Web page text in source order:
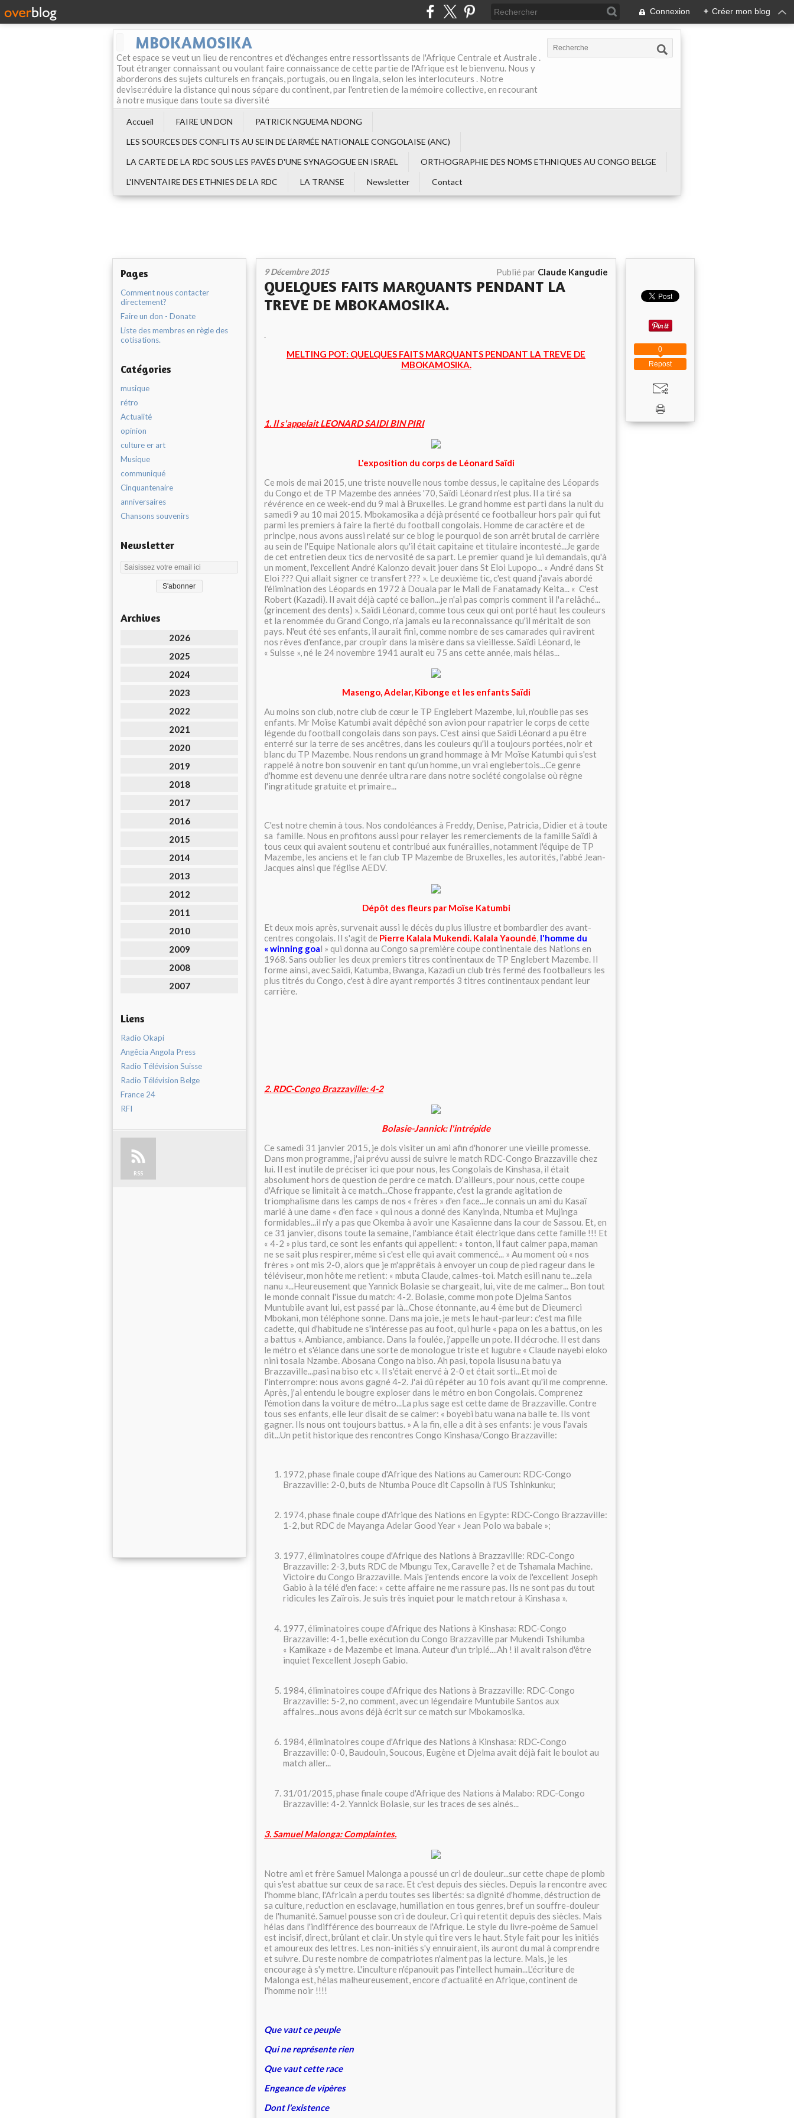
Connexion + Créer mon blog
MBOKAMOSIKA
Cet espace se veut un lieu de rencontres et d'échanges entre ressortissants de l'Afrique Centrale et Australe .
Tout étranger connaissant ou voulant faire connaissance de cette partie de l'Afrique est le bienvenu. Nous y
aborderons des sujets culturels en français, portugais, ou en lingala, selon les interlocuteurs . Notre
devise:réduire la distance qui nous sépare du continent, par l'entretien de la mémoire collective, en recourant
à notre musique dans toute sa diversité
Accueil FAIRE UN DON
PATRICK NGUEMA NDONG
LES SOURCES DES CONFLITS AU SEIN DE L‘ARMÉE NATIONALE CONGOLAISE (ANC)
LA CARTE DE LA RDC SOUS LES PAVÉS D'UNE SYNAGOGUE EN ISRAËL
ORTHOGRAPHIE DES NOMS ETHNIQUES AU CONGO BELGE
L'INVENTAIRE DES ETHNIES DE LA RDC
LA TRANSE Newsletter Contact
Pages
Comment nous contacter
directement?
Faire un don - Donate
Liste des membres en règle des
cotisations.
Catégories
musique
rétro
Actualité
opinion
culture er art
Musique
communiqué
Cinquantenaire
anniversaires
Chansons souvenirs
Newsletter
Archives
2026
2025
2024
2023
2022
2021
2020
2019
2018
2017
2016
2015
2014
2013
2012
2011
2010
2009
2008
2007
Liens
Radio Okapi
Angêcia Angola Press
Radio Télévision Suisse
Radio Télévision Belge
France 24
RFI
RSS
9 Décembre 2015 Publié par Claude Kangudie
QUELQUES FAITS MARQUANTS PENDANT LA
TREVE DE MBOKAMOSIKA.
.
MELTING POT: QUELQUES FAITS MARQUANTS PENDANT LA TREVE DE
MBOKAMOSIKA.
1. Il s'appelait LEONARD SAIDI BIN PIRI
L'exposition du corps de Léonard Saïdi
Ce mois de mai 2015, une triste nouvelle nous tombe dessus, le capitaine des Léopards
du Congo et de TP Mazembe des années '70, Saïdi Léonard n'est plus. Il a tiré sa
révérence en ce week-end du 9 mai à Bruxelles. Le grand homme est parti dans la nuit du
samedi 9 au 10 mai 2015. Mbokamosika a déjà présenté ce footballeur hors pair qui fut
parmi les premiers à faire la fierté du football congolais. Homme de caractère et de
principe, nous avons aussi relaté sur ce blog le pourquoi de son arrêt brutal de carrière
au sein de l'Equipe Nationale alors qu'il était capitaine et titulaire incontesté...Je garde
de cet entretien deux tics de nervosité de sa part. Le premier quand je lui demandais, qu'à
un moment, l'excellent André Kalonzo devait jouer dans St Eloi Lupopo... « André dans St
Eloi ??? Qui allait signer ce transfert ??? ». Le deuxième tic, c'est quand j'avais abordé
l'élimination des Léopards en 1972 à Douala par le Mali de Fanatamady Keita... « C'est
Robert (Kazadi). Il avait déjà capté ce ballon...je n'ai pas compris comment il l'a relâché...
(grincement des dents) ». Saïdi Léonard, comme tous ceux qui ont porté haut les couleurs
et la renommée du Grand Congo, n'a jamais eu la reconnaissance qu'il méritait de son
pays. N'eut été ses enfants, il aurait fini, comme nombre de ses camarades qui ravirent
nos rêves d'enfance, par croupir dans la misère dans sa vieillesse. Saïdi Léonard, le
« Suisse », né le 24 novembre 1941 aurait eu 75 ans cette année, mais hélas...
Masengo, Adelar, Kibonge et les enfants Saïdi
Au moins son club, notre club de cœur le TP Englebert Mazembe, lui, n'oublie pas ses
enfants. Mr Moïse Katumbi avait dépêché son avion pour rapatrier le corps de cette
légende du football congolais dans son pays. C'est ainsi que Saïdi Léonard a pu être
enterré sur la terre de ses ancêtres, dans les couleurs qu'il a toujours portées, noir et
blanc du TP Mazembe. Nous rendons un grand hommage à Mr Moïse Katumbi qui s'est
rappelé à notre bon souvenir en tant qu'un homme, un vrai englebertois...Ce genre
d'homme est devenu une denrée ultra rare dans notre société congolaise où règne
l'ingratitude gratuite et primaire...
C'est notre chemin à tous. Nos condoléances à Freddy, Denise, Patricia, Didier et à toute
sa famille. Nous en profitons aussi pour relayer les remerciements de la famille Saïdi à
tous ceux qui avaient soutenu et contribué aux funérailles, notamment l'équipe de TP
Mazembe, les anciens et le fan club TP Mazembe de Bruxelles, les autorités, l'abbé Jean-
Jacques ainsi que l'église AEDV.
Dépôt des fleurs par Moïse Katumbi
Et deux mois après, survenait aussi le décès du plus illustre et bombardier des avant-
centres congolais. Il s'agit de Pierre Kalala Mukendi. Kalala Yaoundé, l'homme du
« winning goal » qui donna au Congo sa première coupe continentale des Nations en
1968. Sans oublier les deux premiers titres continentaux de TP Englebert Mazembe. Il
forme ainsi, avec Saïdi, Katumba, Bwanga, Kazadi un club très fermé des footballeurs les
plus titrés du Congo, c'est à dire ayant remportés 3 titres continentaux pendant leur
carrière.
2. RDC-Congo Brazzaville: 4-2
Bolasie-Jannick: l'intrépide
Ce samedi 31 janvier 2015, je dois visiter un ami afin d'honorer une vieille promesse.
Dans mon programme, j'ai prévu aussi de suivre le match RDC-Congo Brazzaville chez
lui. Il est inutile de préciser ici que pour nous, les Congolais de Kinshasa, il était
absolument hors de question de perdre ce match. D'ailleurs, pour nous, cette coupe
d'Afrique se limitait à ce match...Chose frappante, c'est la grande agitation de
triomphalisme dans les camps de nos « frères » d'en face...Je connais un ami du Kasaï
marié à une dame « d'en face » qui nous a donné des Kanyinda, Ntumba et Mujinga
formidables...il n'y a pas que Okemba à avoir une Kasaïenne dans la cour de Sassou. Et, en
ce 31 janvier, disons toute la semaine, l'ambiance était électrique dans cette famille !!! Et
« 4-2 » plus tard, ce sont les enfants qui appellent: « tonton, il faut calmer papa, maman
ne se sait plus respirer, même si c'est elle qui avait commencé... » Au moment où « nos
frères » ont mis 2-0, alors que je m'apprêtais à envoyer un coup de pied rageur dans le
téléviseur, mon hôte me retient: « mbuta Claude, calmes-toi. Match esili nanu te...zela
nanu »...Heureusement que Yannick Bolasie se chargeait, lui, vite de me calmer... Bon tout
le monde connait l'issue du match: 4-2. Bolasie, comme mon pote Djelma Santos
Muntubile avant lui, est passé par là...Chose étonnante, au 4 ème but de Dieumerci
Mbokani, mon téléphone sonne. Dans ma joie, je mets le haut-parleur: c'est ma fille
cadette, qui d'habitude ne s'intéresse pas au foot, qui hurle « papa on les a battus, on les
a battus ». Ambiance, ambiance. Dans la foulée, j'appelle un pote. Il décroche. Il est dans
le métro et s'élance dans une sorte de monologue triste et lugubre « Claude nayebi eloko
nini tosala Nzambe. Abosana Congo na biso. Ah pasi, topola lisusu na batu ya
Brazzaville...pasi na biso etc ». Il s'était enervé à 2-0 et était sorti...Et moi de
l'interrompre: nous avons gagné 4-2. J'ai dû répéter au 10 fois avant qu'il me comprenne.
Après, j'ai entendu le bougre exploser dans le métro en bon Congolais. Comprenez
l'émotion dans la voiture de métro...La plus sage est cette dame de Brazzaville. Contre
tous ses enfants, elle leur disait de se calmer: « boyebi batu wana na balle te. Ils vont
gagner. Ils nous ont toujours battus. » A la fin, elle a dit à ses enfants: je vous l'avais
dit...Un petit historique des rencontres Congo Kinshasa/Congo Brazzaville:
1972, phase finale coupe d'Afrique des Nations au Cameroun: RDC-Congo
Brazzaville: 2-0, buts de Ntumba Pouce dit Capsolin à l'US Tshinkunku;
1974, phase finale coupe d'Afrique des Nations en Egypte: RDC-Congo Brazzaville:
1-2, but RDC de Mayanga Adelar Good Year « Jean Polo wa babale »;
1977, éliminatoires coupe d'Afrique des Nations à Brazzaville: RDC-Congo
Brazzaville: 2-3, buts RDC de Mbungu Tex, Caravelle ? et de Tshamala Machine.
Victoire du Congo Brazzaville. Mais j'entends encore la voix de l'excellent Joseph
Gabio à la télé d'en face: « cette affaire ne me rassure pas. Ils ne sont pas du tout
ridicules les Zaïrois. Je suis très inquiet pour le match retour à Kinshasa ».
1977, éliminatoires coupe d'Afrique des Nations à Kinshasa: RDC-Congo
Brazzaville: 4-1, belle exécution du Congo Brazzaville par Mukendi Tshilumba
« Kamikaze » de Mazembe et Imana. Auteur d'un triplé....Ah ! il avait raison d'être
inquiet l'excellent Joseph Gabio.
1984, éliminatoires coupe d'Afrique des Nations à Brazzaville: RDC-Congo
Brazzaville: 5-2, no comment, avec un légendaire Muntubile Santos aux
affaires...nous avons déjà écrit sur ce match sur Mbokamosika.
1984, éliminatoires coupe d'Afrique des Nations à Kinshasa: RDC-Congo
Brazzaville: 0-0, Baudouin, Soucous, Eugène et Djelma avait déjà fait le boulot au
match aller...
31/01/2015, phase finale coupe d'Afrique des Nations à Malabo: RDC-Congo
Brazzaville: 4-2. Yannick Bolasie, sur les traces de ses ainés...
3. Samuel Malonga: Complaintes.
Notre ami et frère Samuel Malonga a poussé un cri de douleur...sur cette chape de plomb
qui s'est abattue sur ceux de sa race. Et c'est depuis des siècles. Depuis la rencontre avec
l'homme blanc, l'Africain a perdu toutes ses libertés: sa dignité d'homme, déstruction de
sa culture, reduction en esclavage, humiliation en tous genres, bref un souffre-douleur
de l'humanité. Samuel pousse son cri de douleur. Cri qui retentit depuis des siècles. Mais
hélas dans l'indifférence des bourreaux de l'Afrique. Le style du livre-poème de Samuel
est incisif, direct, brûlant et clair. Un style qui tire vers le haut. Style fait pour les initiés
et amoureux des lettres. Les non-initiés s'y ennuiraient, ils auront du mal à comprendre
et suivre. Du reste nombre de compatriotes n'aiment pas la lecture. Mais, je les
encourage à s'y mettre. L'inculture n'épanouit pas l'intellect humain...L'écriture de
Malonga est, hélas malheureusement, encore d'actualité en Afrique, continent de
l'homme noir !!!!
Que vaut ce peuple
Qui ne représente rien
Que vaut cette race
Engeance de vipères
Dont l'existence
Repost
0